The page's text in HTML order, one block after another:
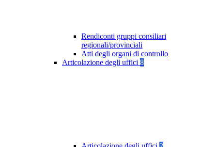
Rendiconti gruppi consiliari
regionali/provinciali
Atti degli organi di controllo
Articolazione degli uffici 8